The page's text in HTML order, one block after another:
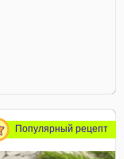
Популярный рецепт